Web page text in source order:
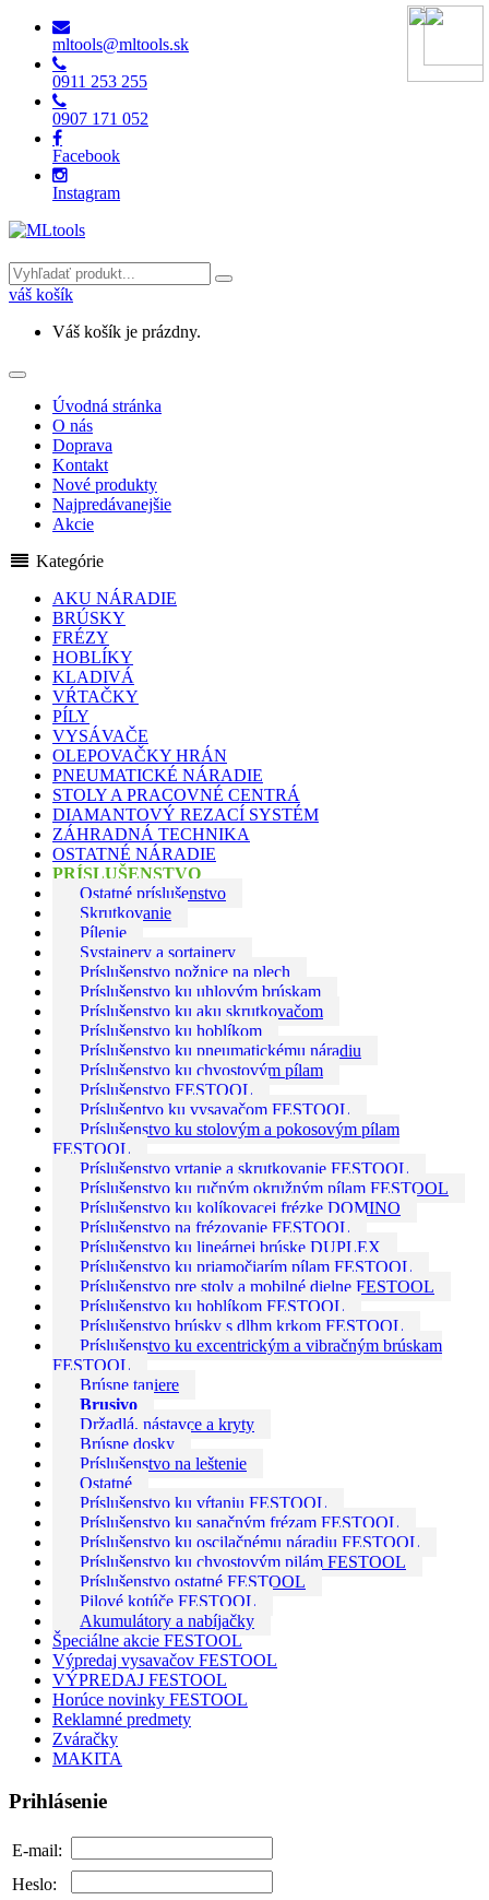
mltools@mltools.sk
0911 253 255
0907 171 052
Facebook
Instagram
váš košík
Váš košík je prázdny.
Toggle
navigationÚvodná stránka
O nás
Doprava
Kontakt
Nové produkty
Najpredávanejšie
Akcie
Kategórie
AKU NÁRADIE
BRÚSKY
FRÉZY
HOBLÍKY
KLADIVÁ
VŔTAČKY
PÍLY
VYSÁVAČE
OLEPOVAČKY HRÁN
PNEUMATICKÉ NÁRADIE
STOLY A PRACOVNÉ CENTRÁ
DIAMANTOVÝ REZACÍ SYSTÉM
ZÁHRADNÁ TECHNIKA
OSTATNÉ NÁRADIE
PRÍSLUŠENSTVO
Ostatné príslušenstvo
Skrutkovanie
Pílenie
Systainery a sortainery
Príslušenstvo nožnice na plech
Príslušenstvo ku uhlovým brúskam
Príslušenstvo ku aku skrutkovačom
Príslušenstvo ku hoblíkom
Príslušenstvo ku pneumatickému náradiu
Príslušenstvo ku chvostovým pílam
Príslušenstvo FESTOOL
Príslušentvo ku vysavačom FESTOOL
Príslušenstvo ku stolovým a pokosovým pílam
FESTOOL
Príslušenstvo vrtanie a skrutkovanie FESTOOL
Príslušenstvo ku ručným okružným pílam FESTOOL
Príslušenstvo ku kolíkovacej frézke DOMINO
Príslušenstvo na frézovanie FESTOOL
Príslušenstvo ku lineárnej brúske DUPLEX
Príslušenstvo ku priamočiarím pílam FESTOOL
Príslušenstvo pre stoly a mobilné dielne FESTOOL
Príslušenstvo ku hoblíkom FESTOOL
Príslušenstvo brúsky s dlhm krkom FESTOOL
Príslušenstvo ku excentrickým a vibračným brúskam
FESTOOL
Brúsne taniere
Brusivo
Držadlá, nástavce a kryty
Brúsne dosky
Príslušenstvo na leštenie
Ostatné
Príslušenstvo ku vŕtaniu FESTOOL
Príslušenstvo ku sanačným frézam FESTOOL
Príslušenstvo ku oscilačnému náradiu FESTOOL
Príslušenstvo ku chvostovým pilám FESTOOL
Príslušenstvo ostatné FESTOOL
Pilové kotúče FESTOOL
Akumulátory a nabíjačky
Špeciálne akcie FESTOOL
Výpredaj vysavačov FESTOOL
VÝPREDAJ FESTOOL
Horúce novinky FESTOOL
Reklamné predmety
Zváračky
MAKITA
Prihlásenie
E-mail:
Heslo: